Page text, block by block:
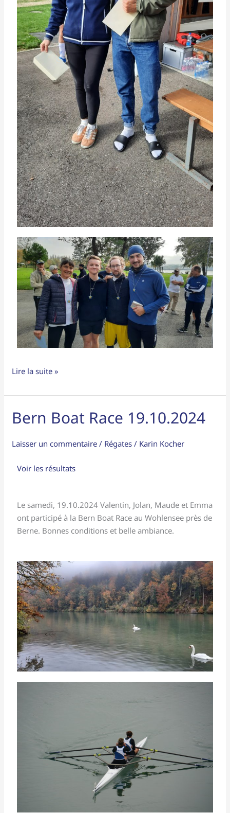
Lire la suite »
Bern Boat Race 19.10.2024
Laisser un commentaire / Régates / Karin Kocher
Voir les résultats
Le samedi, 19.10.2024 Valentin, Jolan, Maude et Emma
ont participé à la Bern Boat Race au Wohlensee près de
Berne. Bonnes conditions et belle ambiance.
Bern
Boat
Race